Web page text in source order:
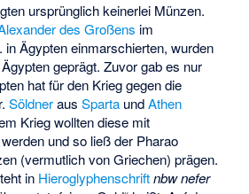
ursprünglich keinerlei Münzen.
des Großens im
in Ägypten einmarschierten, wurden
geprägt. Zuvor gab es nur
hat für den Krieg gegen die
SöldnerausSparta undAthen
Krieg wollten diese mit
und so ließ der Pharao
(vermutlich von Griechen) prägen.
in Hieroglyphenschrift nbw nefer